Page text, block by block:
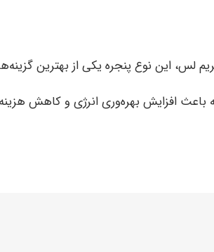
لس، این نوع پنجره یکی از بهترین
باعث افزایش بهره‌وری انرژی و کاهش